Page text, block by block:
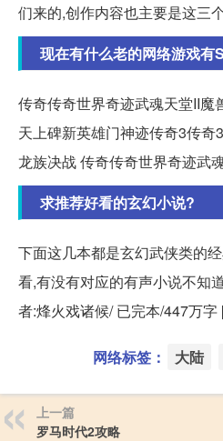
们来的,创作内容也主要是这三
现在有什么老的网络游戏有
传奇传奇世界奇迹武魂天堂II魔
天上碑新英雄门神迹传奇3传奇
龙族决战 传奇传奇世界奇迹武魂
求推荐好看的玄幻小说?
下面这几本都是玄幻武侠类的
看,有没有对应的有声小说不知
者:烽火戏诸候/ 已完本/447万字
网络标签： 大陆
上一篇
罗马时代2攻略